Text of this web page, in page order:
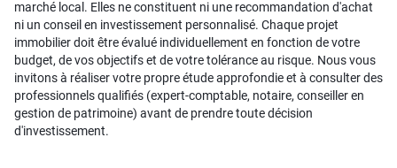
marché local. Elles ne constituent ni une recommandation d'achat
ni un conseil en investissement personnalisé. Chaque projet
immobilier doit être évalué individuellement en fonction de votre
budget, de vos objectifs et de votre tolérance au risque. Nous vous
invitons à réaliser votre propre étude approfondie et à consulter des
professionnels qualifiés (expert-comptable, notaire, conseiller en
gestion de patrimoine) avant de prendre toute décision
d'investissement.